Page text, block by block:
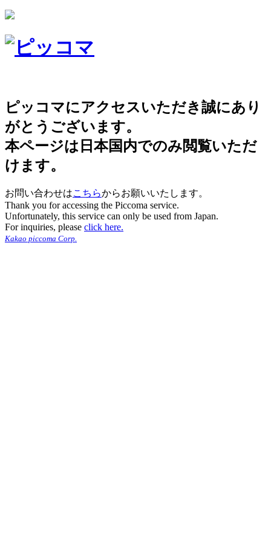
ピッコマにアクセスいただき誠にあり
がとうございます。
本ページは日本国内でのみ閲覧いただ
けます。
お問い合わせはこちらからお願いいたします。
Thank you for accessing the Piccoma service.
Unfortunately, this service can only be used from Japan.
For inquiries, please click here.
Kakao piccoma Corp.